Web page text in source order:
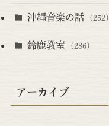
沖縄音楽の話 (252)
鈴鹿教室 (286)
アーカイブ